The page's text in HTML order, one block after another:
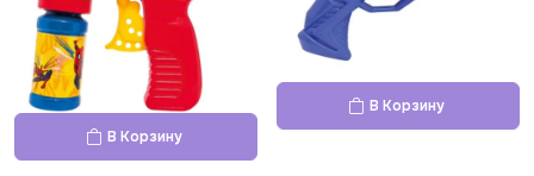
В Корзину
В Корзину